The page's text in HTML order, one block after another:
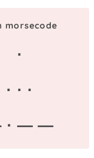
morsecode
·
· · ·
· — —